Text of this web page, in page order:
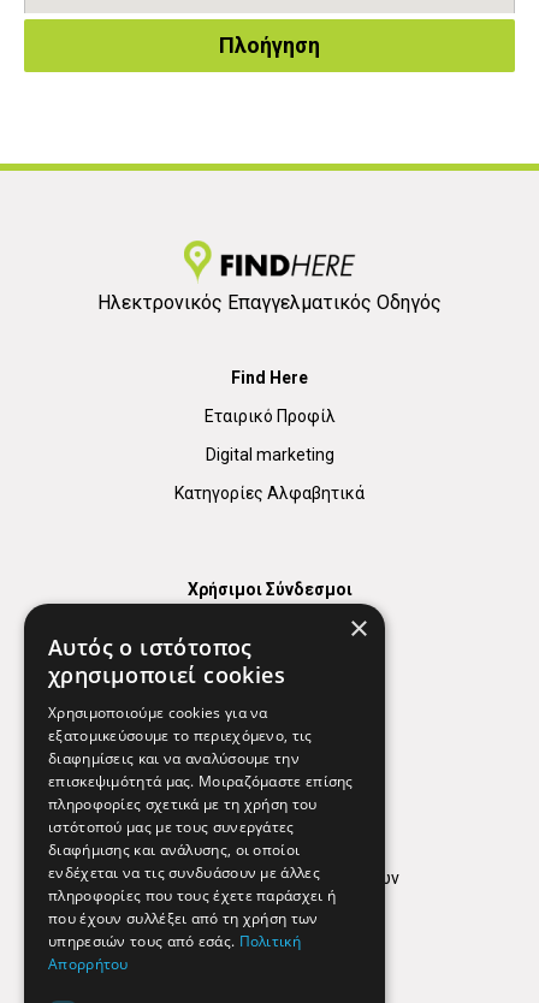
Πλοήγηση
Ηλεκτρονικός Επαγγελματικός Οδηγός
Find Here
Εταιρικό Προφίλ
Digital marketing
Κατηγορίες Αλφαβητικά
Χρήσιμοι Σύνδεσμοι
Χρήσιμα Τηλέφωνα
Εφημερεύοντα Φαρμακεία
Απόρρητο
Όροι Χρήσης
Πολιτική προστασίας δεδομένων
Findhere
×
Αυτός ο ιστότοπος
χρησιμοποιεί cookies
Χρησιμοποιούμε cookies για να
εξατομικεύσουμε το περιεχόμενο, τις
διαφημίσεις και να αναλύσουμε την
επισκεψιμότητά μας. Μοιραζόμαστε επίσης
πληροφορίες σχετικά με τη χρήση του
ιστότοπού μας με τους συνεργάτες
διαφήμισης και ανάλυσης, οι οποίοι
ενδέχεται να τις συνδυάσουν με άλλες
πληροφορίες που τους έχετε παράσχει ή
που έχουν συλλέξει από τη χρήση των
υπηρεσιών τους από εσάς. Πολιτική
Απορρήτου